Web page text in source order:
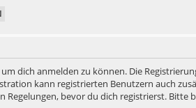
dich anmelden zu können. Die
kann registrierten Benutzern auch
bevor du dich registrierst. Bitte